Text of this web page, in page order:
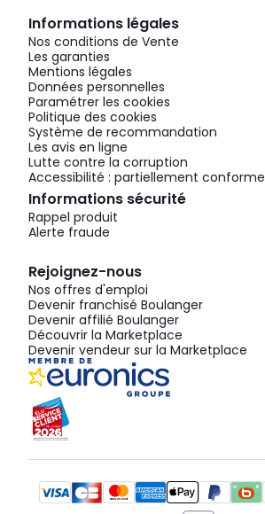
Informations légales
Nos conditions de Vente
Les garanties
Mentions légales
Données personnelles
Paramétrer les cookies
Politique des cookies
Système de recommandation
Les avis en ligne
Lutte contre la corruption
Accessibilité : partiellement conforme
Informations sécurité
Rappel produit
Alerte fraude
Rejoignez-nous
Nos offres d'emploi
Devenir franchisé Boulanger
Devenir affilié Boulanger
Découvrir la Marketplace
Devenir vendeur sur la Marketplace